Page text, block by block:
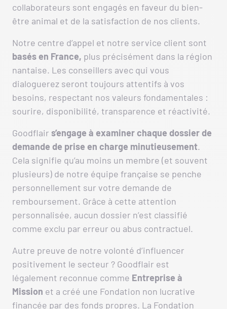
collaborateurs sont engagés en faveur du bien-
être animal et de la satisfaction de nos clients.
Notre centre d’appel et notre service client sont
basés en France, plus précisément dans la région
nantaise. Les conseillers avec qui vous
dialoguerez seront toujours attentifs à vos
besoins, respectant nos valeurs fondamentales :
sourire, disponibilité, transparence et réactivité.
Goodflair s’engage à examiner chaque dossier de
demande de prise en charge minutieusement.
Cela signifie qu’au moins un membre (et souvent
plusieurs) de notre équipe française se penche
personnellement sur votre demande de
remboursement. Grâce à cette attention
personnalisée, aucun dossier n’est classifié
comme exclu par erreur ou abus contractuel.
Autre preuve de notre volonté d’influencer
positivement le secteur ? Goodflair est
légalement reconnue comme Entreprise à
Mission et a créé une Fondation non lucrative
financée par des fonds propres. La Fondation